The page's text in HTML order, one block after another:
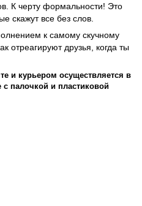
К черту формальности! Это
скажут все без слов.
к самому скучному
отреагируют друзья, когда ты
и курьером осуществляется в
палочкой и пластиковой